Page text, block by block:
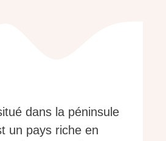
dans la péninsule
un pays riche en